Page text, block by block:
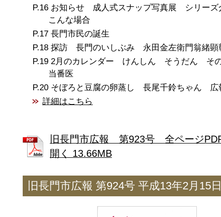
お知らせ 成人式スナップ写真展 シリー
こんな場合
長門市民の誕生
探訪 長門のいしぶみ 永田金左衛門翁緒顕
2月のカレンダー けんしん そうだん そ
当番医
そぼろと豆腐の卵蒸し 長尾千鈴ちゃん 広
詳細はこちら
旧長門市広報 第923号 全ページ
開く 13.66MB
旧長門市広報 第924号 平成13年2月15